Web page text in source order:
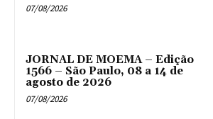
07/08/2026
JORNAL DE MOEMA – Edição
1566 – São Paulo, 08 a 14 de
agosto de 2026
07/08/2026